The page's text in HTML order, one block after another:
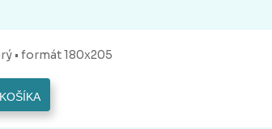
• formát 180x205